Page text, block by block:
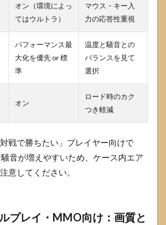
オン（環境によっ
てはウルトラ）
マウス・キー入
力の応答性重視
パフォーマンス最
大化を優先 or 標
準
温度と騒音との
バランスを見て
選択
オン
ロード時のカク
つき軽減
戦で勝ちたい」プレイヤー向けで
音が増えやすいため、ケース内エア
意してください。
プレイ・MMO向け：画質と